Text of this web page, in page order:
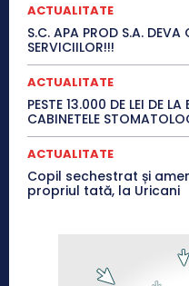
ACTUALITATE
S.C. APA PROD S.A.
SERVICIILOR!!!
ACTUALITATE
PESTE 13.000 DE LEI DE
CABINETELE
ACTUALITATE
Copil sechestrat și
propriul tată, la Uricani